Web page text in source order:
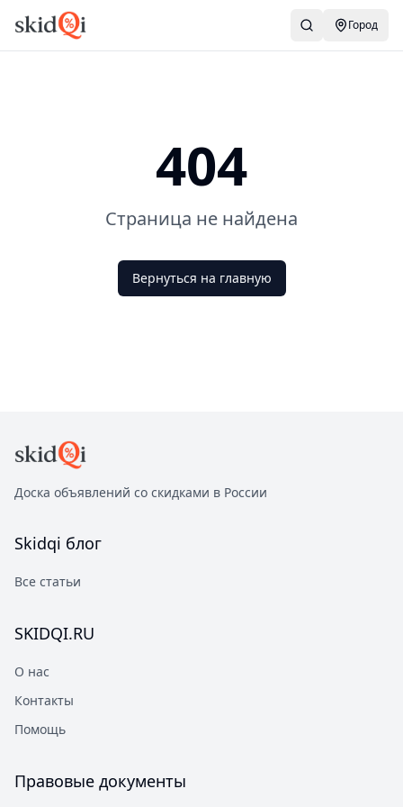
Город
404
Страница не найдена
Вернуться на главную
Доска объявлений со скидками в России
Skidqi блог
Все статьи
SKIDQI.RU
О нас
Контакты
Помощь
Правовые документы